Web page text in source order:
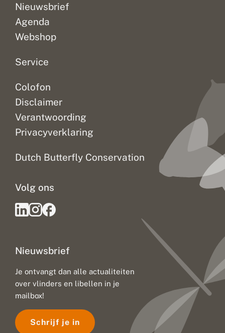
n
Nieuwsbrief
Agenda
Webshop
Service
Colofon
Disclaimer
Verantwoording
Privacyverklaring
Dutch Butterfly Conservation
Nieuwsbrief
Je ontvangt dan alle actualiteiten
over vlinders en libellen in je
mailbox!
Schrijf je in
Volg ons